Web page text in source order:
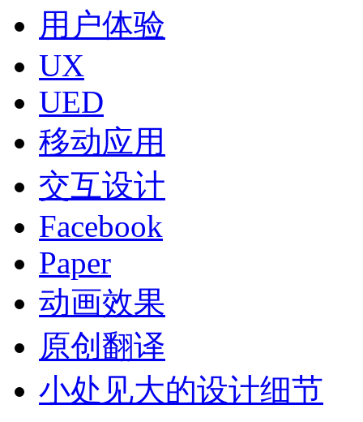
用户体验
UX
UED
移动应用
交互设计
Facebook
Paper
动画效果
原创翻译
小处见大的设计细节